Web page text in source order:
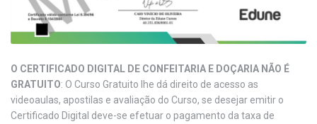
O CERTIFICADO DIGITAL DE CONFEITARIA E DOÇARIA NÃO É
GRATUITO: O Curso Gratuito lhe dá direito de acesso as
videoaulas, apostilas e avaliação do Curso, se desejar emitir o
Certificado Digital deve-se efetuar o pagamento da taxa de